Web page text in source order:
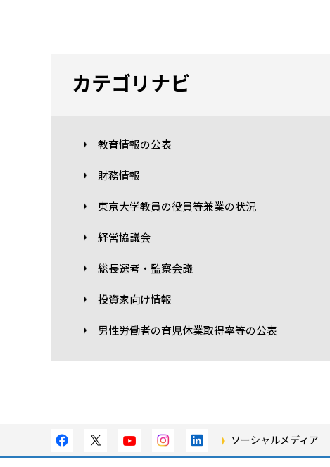
カテゴリナビ
教育情報の公表
財務情報
東京大学教員の役員等兼業の状況
経営協議会
総長選考・監察会議
投資家向け情報
男性労働者の育児休業取得率等の公表
ソーシャルメディア